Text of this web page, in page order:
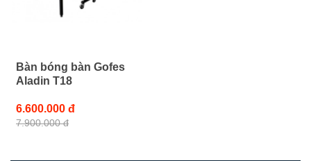
Bàn bóng bàn Gofes
Aladin T18
6.600.000 đ
7.900.000 đ